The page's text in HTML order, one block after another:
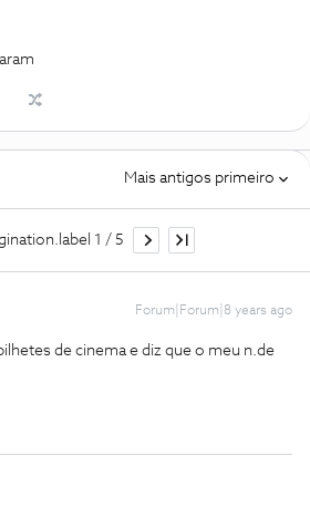
Mais antigos primeiro
1 / 5
Forum|Forum|8 years ago
de cinema e diz que o meu n.de